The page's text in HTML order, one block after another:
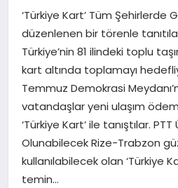
EKONOMI
GENEL
GÜNDEM
TEKNOLOJI
YAŞAM
‘Türkiye Kart’ Tüm Şehirlerde
düzenlenen bir törenle
Türkiye’nin 81 ilindeki toplu
kart altında toplamayı
Temmuz Demokrasi
vatandaşlar yeni ulaşım
‘Türkiye Kart’ ile tanıştılar.
Olunabilecek Rize-Trabzon
kullanılabilecek olan ‘Türkiye
temin…